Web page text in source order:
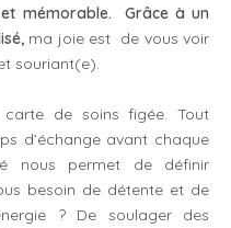
mémorable. Grâce à un
ma joie est de vous voir
souriant(e).
de soins figée. Tout
d’échange avant chaque
nous permet de définir
besoin de détente et de
? De soulager des